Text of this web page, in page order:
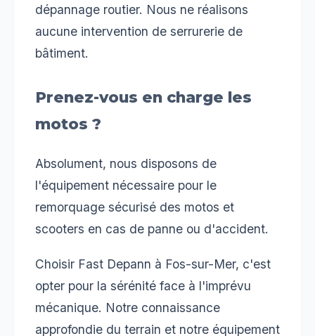
dépannage routier. Nous ne réalisons
aucune intervention de serrurerie de
bâtiment.
Prenez-vous en charge les
motos ?
Absolument, nous disposons de
l'équipement nécessaire pour le
remorquage sécurisé des motos et
scooters en cas de panne ou d'accident.
Choisir Fast Depann à Fos-sur-Mer, c'est
opter pour la sérénité face à l'imprévu
mécanique. Notre connaissance
approfondie du terrain et notre équipement